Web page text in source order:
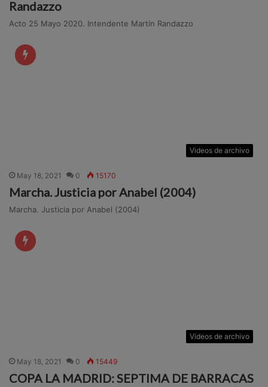
Randazzo
Acto 25 Mayo 2020. Intendente Martín Randazzo
Videos de archivo
May 18, 2021 0 15170
Marcha. Justicia por Anabel (2004)
Marcha. Justicia por Anabel (2004)
Videos de archivo
May 18, 2021 0 15449
COPA LA MADRID: SEPTIMA DE BARRACAS